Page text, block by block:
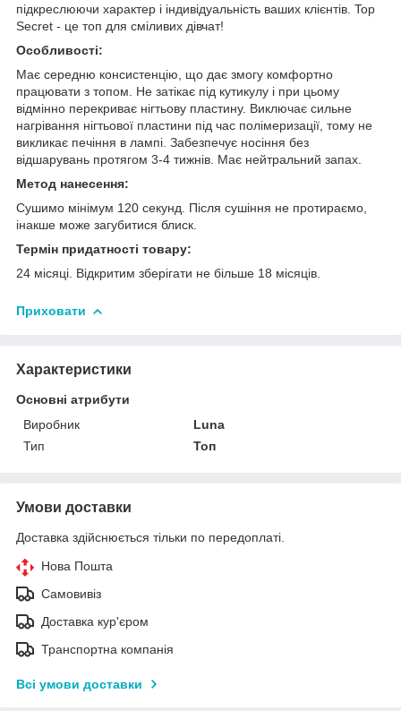
підкреслюючи характер і індивідуальність ваших клієнтів. Top
Secret - це топ для сміливих дівчат!
Особливості:
Має середню консистенцію, що дає змогу комфортно
працювати з топом. Не затікає під кутикулу і при цьому
відмінно перекриває нігтьову пластину. Виключає сильне
нагрівання нігтьової пластини під час полімеризації, тому не
викликає печіння в лампі. Забезпечує носіння без
відшарувань протягом 3-4 тижнів. Має нейтральний запах.
Метод нанесення:
Сушимо мінімум 120 секунд. Після сушіння не протираємо,
інакше може загубитися блиск.
Термін придатності товару:
24 місяці. Відкритим зберігати не більше 18 місяців.
Приховати
Характеристики
Основні атрибути
Виробник
Luna
Тип
Топ
Умови доставки
Доставка здійснюється тільки по передоплаті.
Нова Пошта
Самовивіз
Доставка кур'єром
Транспортна компанія
Всі умови доставки